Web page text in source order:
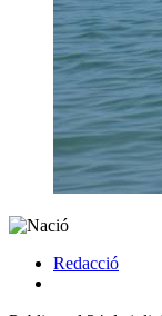
Redacció